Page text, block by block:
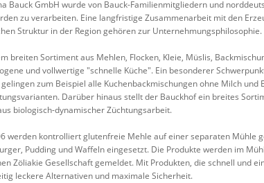
Bauck GmbH wurde von Bauck-Familienmitgliedern und
zu verarbeiten. Eine langfristige Zusammenarbeit mit den
Struktur in der Region gehören zur Unternehmungsphilosophie.
breiten Sortiment aus Mehlen, Flocken, Kleie, Müslis,
und vollwertige "schnelle Küche". Ein besonderer
gelingen zum Beispiel alle Kuchenbackmischungen ohne Milch
Darüber hinaus stellt der Bauckhof ein breites
biologisch-dynamischer Züchtungsarbeit.
werden kontrolliert glutenfreie Mehle auf einer separaten Mühle
Pudding und Waffeln eingesetzt. Die Produkte werden im
Zöliakie Gesellschaft gemeldet. Mit Produkten, die schnell und
leckere Alternativen und maximale Sicherheit.